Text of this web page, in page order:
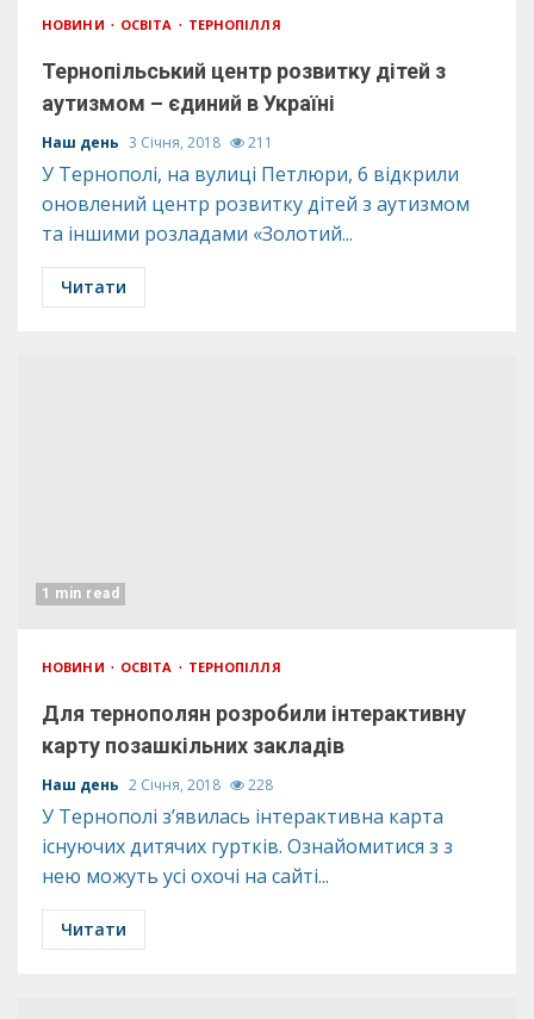
НОВИНИ ОСВІТА ТЕРНОПІЛЛЯ
Тернопільський центр розвитку дітей з
аутизмом – єдиний в Україні
Наш день 3 Січня, 2018 211
У Тернополі, на вулиці Петлюри, 6 відкрили
оновлений центр розвитку дітей з аутизмом
та іншими розладами «Золотий...
Читати
1 min read
НОВИНИ ОСВІТА ТЕРНОПІЛЛЯ
Для тернополян розробили інтерактивну
карту позашкільних закладів
Наш день 2 Січня, 2018 228
У Тернополі з’явилась інтерактивна карта
існуючих дитячих гуртків. Ознайомитися з з
нею можуть усі охочі на сайті...
Читати